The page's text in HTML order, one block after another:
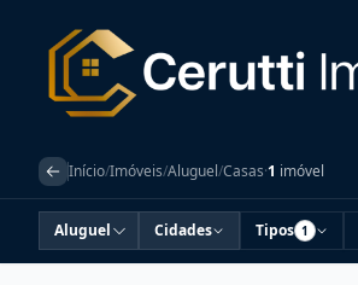
Início/Imóveis/Aluguel/Casas·1 imóvel
Aluguel Cidades Tipos 1